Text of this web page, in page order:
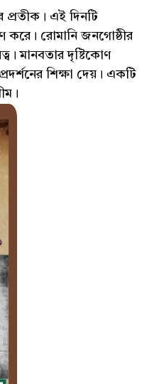
এই দিনটি
করে। রোমানি জনগোষ্ঠীর
মানবতার দৃষ্টিকোণ
শিক্ষা দেয়। একটি